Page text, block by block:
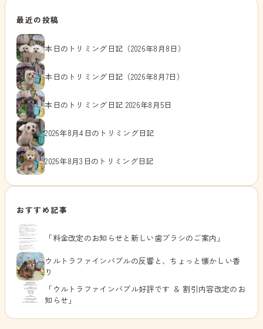
最近の投稿
本日のトリミング日記（2026年8月8日）
本日のトリミング日記（2026年8月7日）
本日のトリミング日記 2026年8月5日
2026年8月4日のトリミング日記
2026年8月3日のトリミング日記
おすすめ記事
「料金改定のお知らせと新しい歯ブラシのご案内」
ウルトラファインバブルの反響と、ちょっと懐かしい香
り
「ウルトラファインバブル好評です ＆ 割引内容改定のお
知らせ」